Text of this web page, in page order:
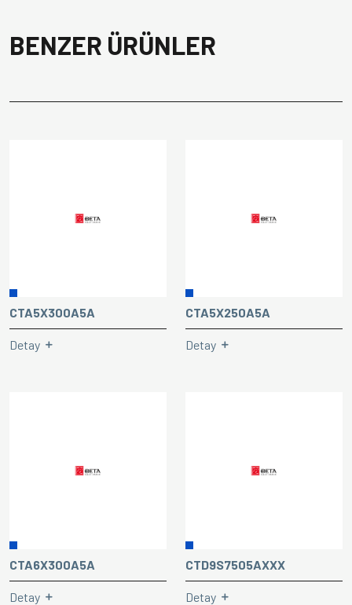
BENZER ÜRÜNLER
CTA5X300A5A
Detay
CTA5X250A5A
Detay
CTA6X300A5A
Detay
CTD9S7505AXXX
Detay